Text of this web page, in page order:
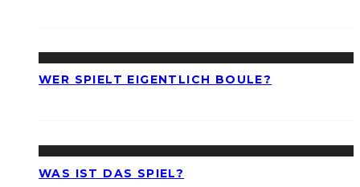
WER SPIELT EIGENTLICH BOULE?
WAS IST DAS SPIEL?